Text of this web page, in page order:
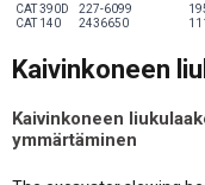
CAT 390D
227-6099
CAT 140
2436650
Kaivinkoneen
Kaivinkoneen
ymmärtäminen